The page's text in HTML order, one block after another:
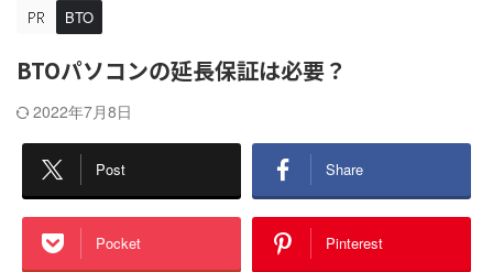
BTO
BTOパソコンの延長保証は必要？
2022年7月8日
Post Share
Pocket Pinterest